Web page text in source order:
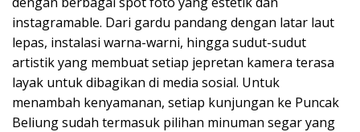
instagramable. Dari gardu pandang dengan latar laut
lepas, instalasi warna-warni, hingga sudut-sudut
artistik yang membuat setiap jepretan kamera terasa
layak untuk dibagikan di media sosial. Untuk
menambah kenyamanan, setiap kunjungan ke Puncak
Beliung sudah termasuk pilihan minuman segar yang